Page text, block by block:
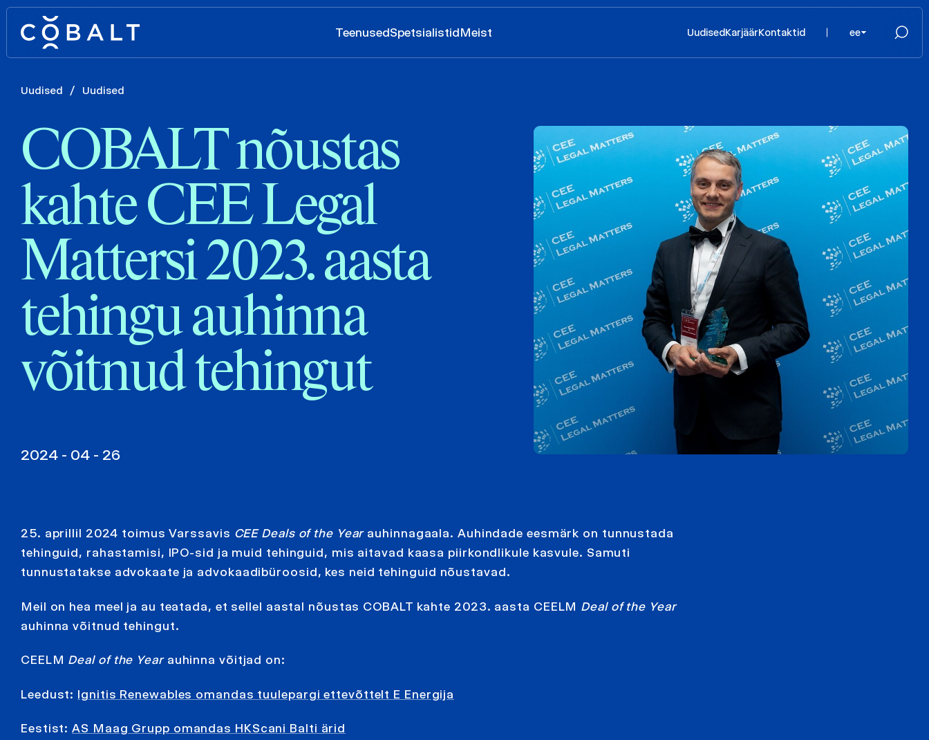
TeenusedSpetsialistidMeist UudisedKarjäärKontaktid ee
Uudised / Uudised
COBALT nõustas
kahte CEE Legal
Mattersi 2023. aasta
tehingu auhinna
võitnud tehingut
2024 - 04 - 26
25. aprillil 2024 toimus Varssavis CEE Deals of the Yearauhinnagaala. Auhindade eesmärk on tunnustada
tehinguid, rahastamisi, IPO-sid ja muid tehinguid, mis aitavad kaasa piirkondlikule kasvule. Samuti
tunnustatakse advokaate ja advokaadibüroosid, kes neid tehinguid nõustavad.
Meil on hea meel ja au teatada, et sellel aastal nõustas COBALT kahte 2023. aasta CEELM Deal of the Year
auhinna võitnud tehingut.
CEELM Deal of the Year auhinna võitjad on:
Leedust: Ignitis Renewables omandas tuulepargi ettevõttelt E Energija
Eestist:AS Maag Grupp omandas HKScani Balti ärid